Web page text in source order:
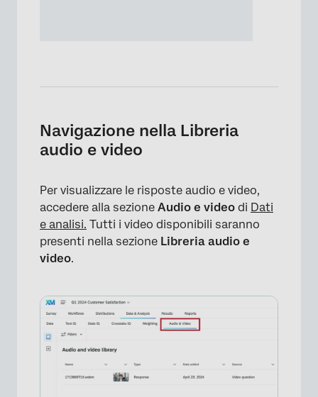
Navigazione nella Libreria
audio e video
Per visualizzare le risposte audio e video,
accedere alla sezione Audio e video di Dati
e analisi. Tutti i video disponibili saranno
presenti nella sezione Libreria audio e
video.